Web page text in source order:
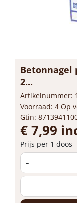
Betonnagel
2...
Artikelnummer:
Voorraad: 4 Op
Gtin:
€ 7,99
Prijs per 1 doos
-